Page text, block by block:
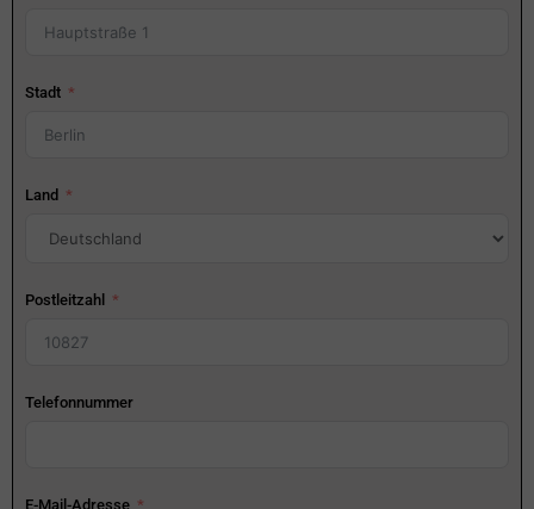
Stadt
Land
Postleitzahl
Telefonnummer
E-Mail-Adresse